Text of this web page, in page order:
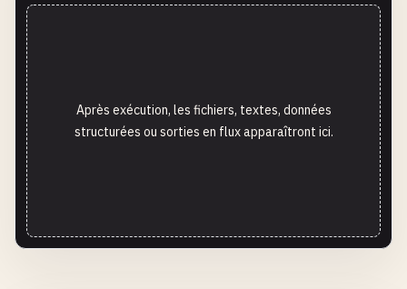
Après exécution, les fichiers, textes, données
structurées ou sorties en flux apparaîtront ici.